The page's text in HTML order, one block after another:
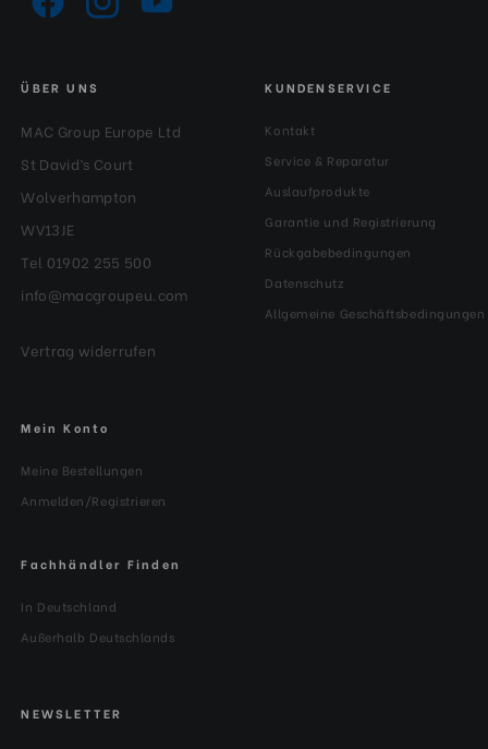
ÜBER UNS
MAC Group Europe Ltd
St David’s Court
Wolverhampton
WV13JE
Tel 01902 255 500
info@macgroupeu.com
Vertrag widerrufen
KUNDENSERVICE
Kontakt
Service & Reparatur
Auslaufprodukte
Garantie und Registrierung
Rückgabebedingungen
Datenschutz
Allgemeine Geschäftsbedingungen
Mein Konto
Meine Bestellungen
Anmelden/Registrieren
Fachhändler Finden
In Deutschland
Außerhalb Deutschlands
NEWSLETTER